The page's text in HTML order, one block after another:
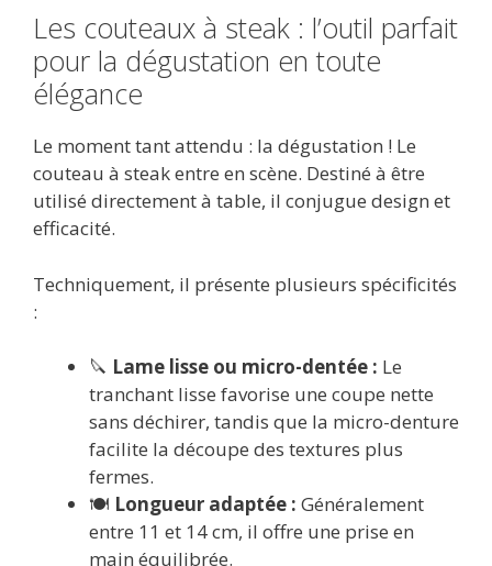
Les couteaux à steak : l’outil parfait
pour la dégustation en toute
élégance
Le moment tant attendu : la dégustation ! Le
couteau à steak entre en scène. Destiné à être
utilisé directement à table, il conjugue design et
efficacité.
Techniquement, il présente plusieurs spécificités
:
🔪 Lame lisse ou micro-dentée : Le
tranchant lisse favorise une coupe nette
sans déchirer, tandis que la micro-denture
facilite la découpe des textures plus
fermes.
🍽️ Longueur adaptée : Généralement
entre 11 et 14 cm, il offre une prise en
main équilibrée.